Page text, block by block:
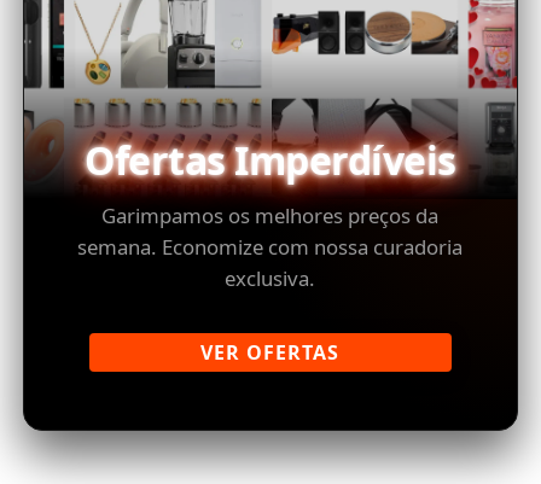
Ofertas Imperdíveis
Garimpamos os melhores preços da
semana. Economize com nossa curadoria
exclusiva.
VER OFERTAS